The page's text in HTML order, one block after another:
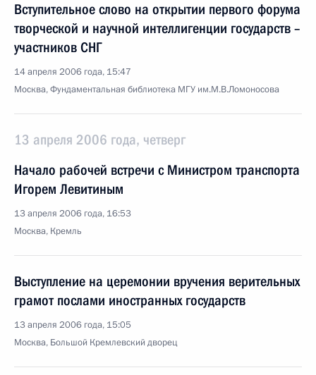
Вступительное слово на открытии первого форума
творческой и научной интеллигенции государств –
участников СНГ
14 апреля 2006 года, 15:47
Москва, Фундаментальная библиотека МГУ им.М.В.Ломоносова
13 апреля 2006 года, четверг
Начало рабочей встречи с Министром транспорта
Игорем Левитиным
13 апреля 2006 года, 16:53
Москва, Кремль
Выступление на церемонии вручения верительных
грамот послами иностранных государств
13 апреля 2006 года, 15:05
Москва, Большой Кремлевский дворец